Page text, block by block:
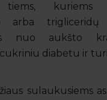
tiems, kuriems
arba trigliceridų
nuo aukšto
diabetu ir
sulaukusiems